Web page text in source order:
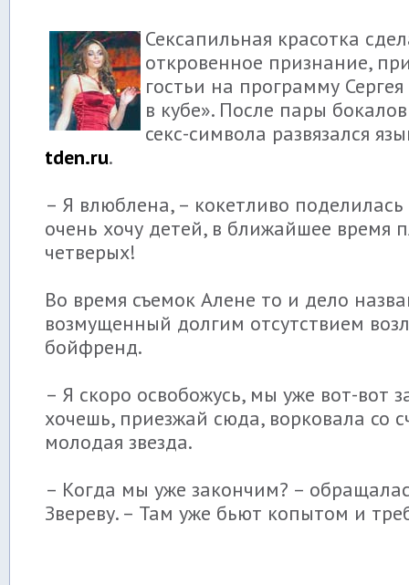
Сексапильная красотка
откровенное признание,
гостьи на программу
в кубе». После пары
секс-символа развязался
tden.ru.
– Я влюблена, – кокетливо
очень хочу детей, в ближайшее время
четверых!
Во время съемок Алене то и дело
возмущенный долгим отсутствием
бойфренд.
– Я скоро освобожусь, мы уже вот-вот
хочешь, приезжай сюда, ворковала со
молодая звезда.
– Когда мы уже закончим? –
Звереву. – Там уже бьют копытом и